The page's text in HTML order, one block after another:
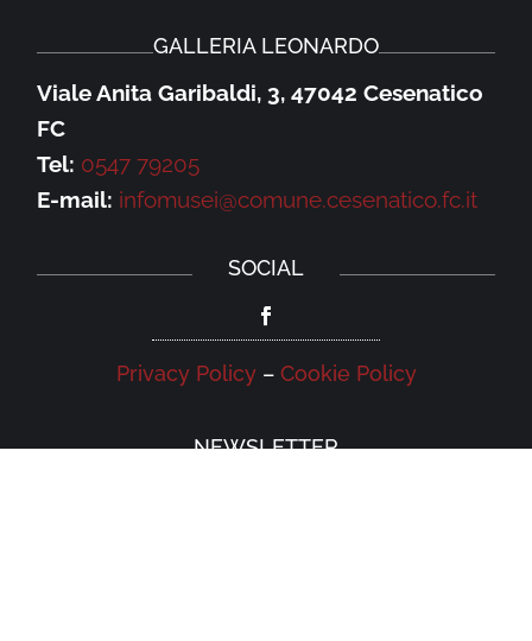
GALLERIA LEONARDO
Viale Anita Garibaldi, 3, 47042 Cesenatico
FC
Tel: 0547 79205
E-mail: infomusei@comune.cesenatico.fc.it
SOCIAL
Privacy Policy– Cookie Policy
NEWSLETTER